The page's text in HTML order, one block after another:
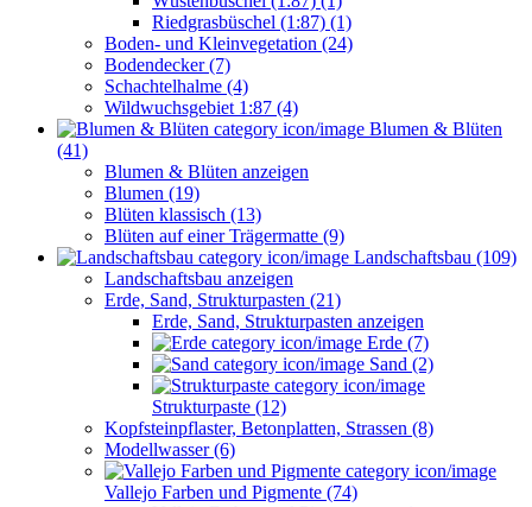
Riedgrasbüschel (1:87) (1)
Boden- und Kleinvegetation (24)
Bodendecker (7)
Schachtelhalme (4)
Wildwuchsgebiet 1:87 (4)
Blumen & Blüten
(41)
Blumen & Blüten anzeigen
Blumen (19)
Blüten klassisch (13)
Blüten auf einer Trägermatte (9)
Landschaftsbau (109)
Landschaftsbau anzeigen
Erde, Sand, Strukturpasten (21)
Erde, Sand, Strukturpasten anzeigen
Erde (7)
Sand (2)
Strukturpaste (12)
Kopfsteinpflaster, Betonplatten, Strassen (8)
Modellwasser (6)
Vallejo Farben und Pigmente (74)